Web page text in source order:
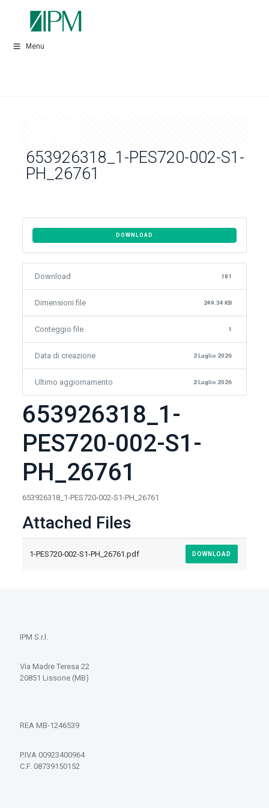
Menu
653926318_1-PES720-002-S1-
PH_26761
DOWNLOAD
Download 181
Dimensioni file 249.34 KB
Conteggio file 1
Data di creazione 2 Luglio 2026
Ultimo aggiornamento 2 Luglio 2026
653926318_1-
PES720-002-S1-
PH_26761
653926318_1-PES720-002-S1-PH_26761
Attached Files
1-PES720-002-S1-PH_26761.pdf DOWNLOAD
IPM S.r.l.
Via Madre Teresa 22
20851 Lissone (MB)
REA MB-1246539
P.IVA 00923400964
C.F. 08739150152